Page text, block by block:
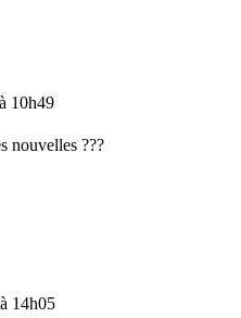
10h49
nouvelles ???
14h05